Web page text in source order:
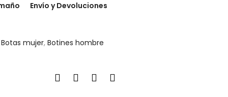
Envío y Devoluciones
Botas mujer, Botines hombre